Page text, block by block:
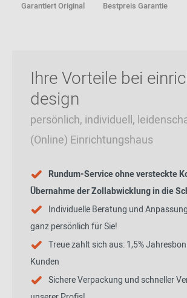
Garantiert Original Bestpreis Garantie
Ihre Vorteile bei
design
persönlich, individuell,
(Online) Einrichtungshaus
Rundum-Service ohne versteckte
Übernahme der Zollabwicklung in die
Individuelle Beratung und
ganz persönlich für Sie!
Treue zahlt sich aus: 1,5%
Kunden
Sichere Verpackung und schneller